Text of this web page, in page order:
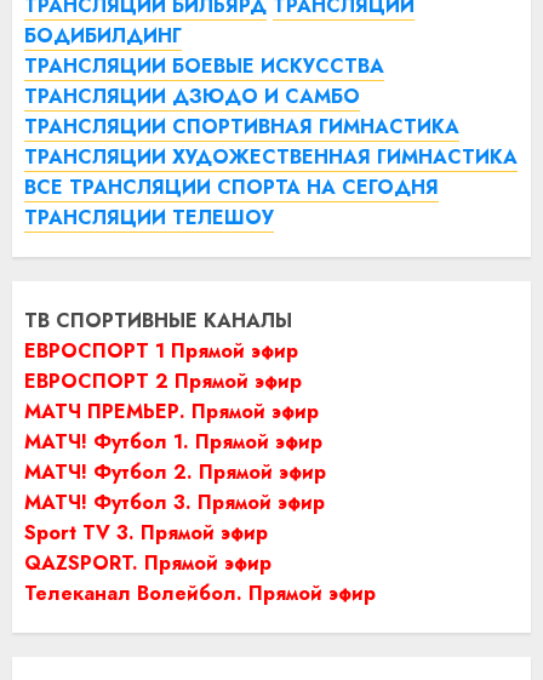
БОДИБИЛДИНГ
ТРАНСЛЯЦИИ БОЕВЫЕ ИСКУССТВА
ТРАНСЛЯЦИИ ДЗЮДО И САМБО
ТРАНСЛЯЦИИ СПОРТИВНАЯ ГИМНАСТИКА
ТРАНСЛЯЦИИ ХУДОЖЕСТВЕННАЯ ГИМНАСТИКА
ВСЕ ТРАНСЛЯЦИИ СПОРТА НА СЕГОДНЯ
ТРАНСЛЯЦИИ ТЕЛЕШОУ
ТВ СПОРТИВНЫЕ КАНАЛЫ
ЕВРОСПОРТ 1 Прямой эфир
ЕВРОСПОРТ 2 Прямой эфир
МАТЧ ПРЕМЬЕР. Прямой эфир
МАТЧ! Футбол 1. Прямой эфир
МАТЧ! Футбол 2. Прямой эфир
МАТЧ! Футбол 3. Прямой эфир
Sport TV 3. Прямой эфир
QAZSPORT. Прямой эфир
Телеканал Волейбол. Прямой эфир